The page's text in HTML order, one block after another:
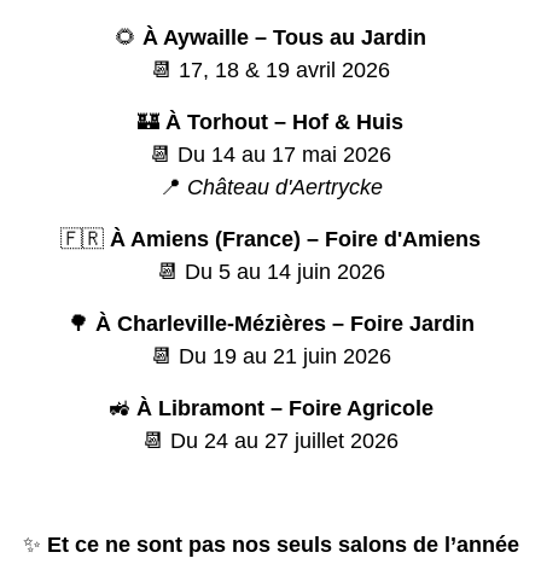
🌻 À Aywaille – Tous au Jardin
📆 17, 18 & 19 avril 2026
🏰 À Torhout – Hof & Huis
📆 Du 14 au 17 mai 2026
📍 Château d'Aertrycke
🇫🇷 À Amiens (France) – Foire d'Amiens
📆 Du 5 au 14 juin 2026
🌳 À Charleville-Mézières – Foire Jardin
📆 Du 19 au 21 juin 2026
🚜 À Libramont – Foire Agricole
📆 Du 24 au 27 juillet 2026
✨ Et ce ne sont pas nos seuls salons de l’année